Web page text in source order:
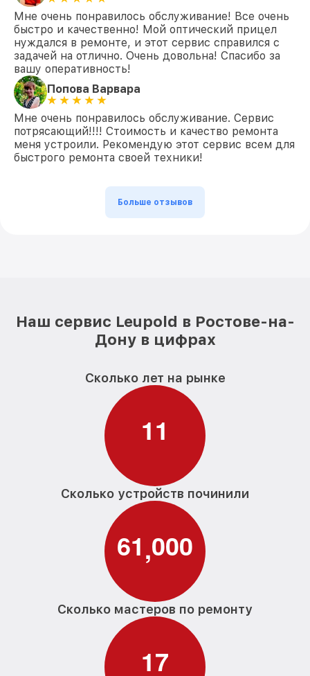
Мне очень понравилось обслуживание! Все очень
быстро и качественно! Мой оптический прицел
нуждался в ремонте, и этот сервис справился с
задачей на отлично. Очень довольна! Спасибо за
вашу оперативность!
Попова Варвара
Мне очень понравилось обслуживание. Сервис
потрясающий!!!! Стоимость и качество ремонта
меня устроили. Рекомендую этот сервис всем для
быстрого ремонта своей техники!
Больше отзывов
Наш сервис Leupold в Ростове-на-
Дону в цифрах
Сколько лет на рынке
11
Сколько устройств починили
61,000
Сколько мастеров по ремонту
17